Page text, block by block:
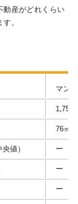
動産がどれくらい
。
マン
1,750
76㎡
値） ー
ー
ー